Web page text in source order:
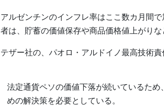
アルゼンチンのインフレ率はここ数カ月間
者は、貯蓄の価値保存や商品価格値上がりな
テザー社の、パオロ・アルドイノ最高技術
法定通貨ペソの価値下落が続いているた
めの解決策を必要としている。